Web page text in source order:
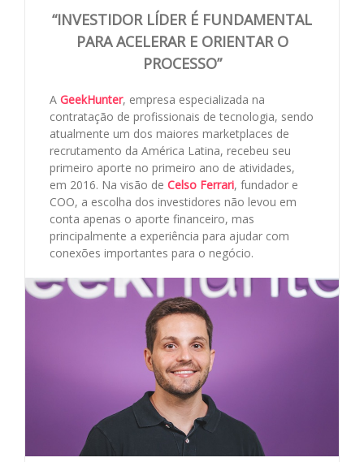
“INVESTIDOR LÍDER É FUNDAMENTAL
PARA ACELERAR E ORIENTAR O
PROCESSO”
A GeekHunter, empresa especializada na
contratação de profissionais de tecnologia, sendo
atualmente um dos maiores marketplaces de
recrutamento da América Latina, recebeu seu
primeiro aporte no primeiro ano de atividades,
em 2016. Na visão de Celso Ferrari, fundador e
COO, a escolha dos investidores não levou em
conta apenas o aporte financeiro, mas
principalmente a experiência para ajudar com
conexões importantes para o negócio.